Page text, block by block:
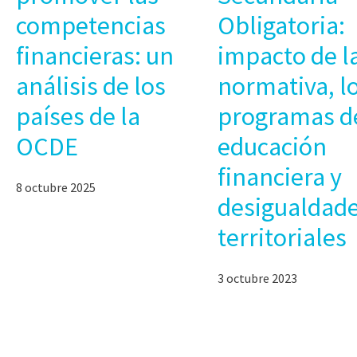
competencias
financieras: un
análisis de los
países de la
OCDE
8 octubre 2025
Obligatoria:
impacto de
normativa,
programas
educación
financiera y
territoriales
3 octubre 2023